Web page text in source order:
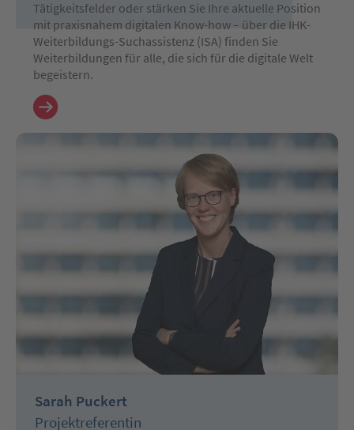
Tätigkeitsfelder oder stärken Sie Ihre aktuelle Position
mit praxisnahem digitalen Know-how – über die IHK-
Weiterbildungs-Suchassistenz (ISA) finden Sie
Weiterbildungen für alle, die sich für die digitale Welt
begeistern.
Sarah Puckert
Projektreferentin